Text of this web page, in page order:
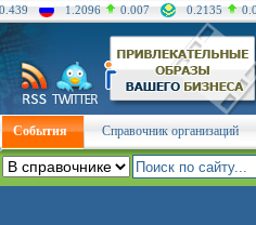
0.439 1.2096 0.007 0.2135
События Справочник организаций